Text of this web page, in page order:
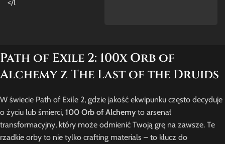
</l
Path of Exile 2: 100x Orb of
Alchemy z The Last of the Druids
W świecie Path of Exile 2, gdzie jakość ekwipunku często decyduje
o życiu lub śmierci, 100 Orb of Alchemyto arsenał
transformacyjny, który może odmienić Twoją grę na zawsze. Te
rzadkie orby to nie tylko crafting materials – to klucz do